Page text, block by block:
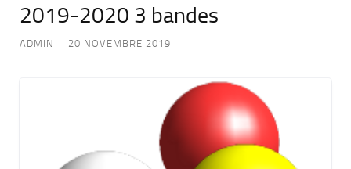
2019-2020 3 bandes
ADMIN 20 NOVEMBRE 2019